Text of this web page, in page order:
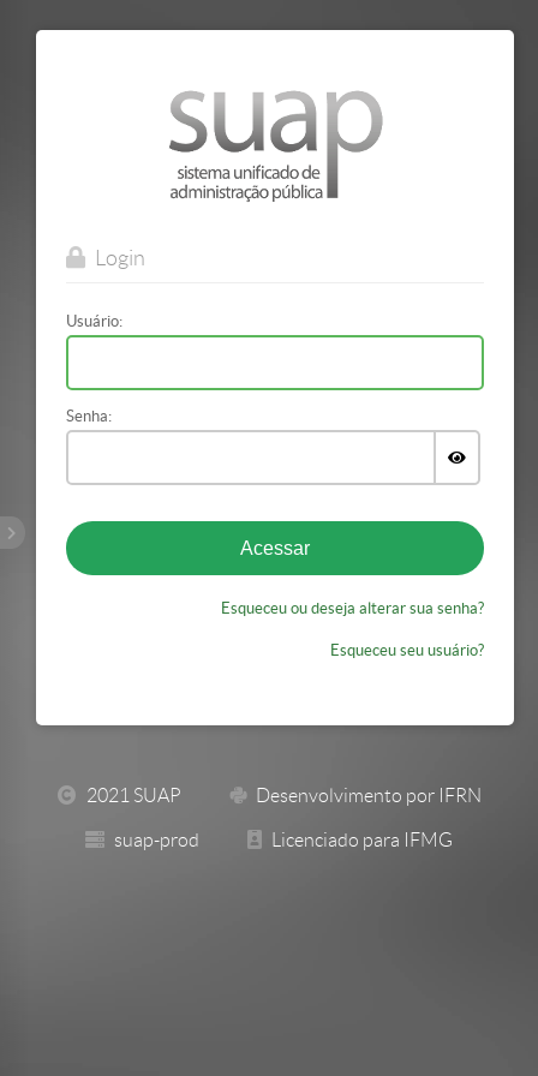
barra
Login
Usuário:
Senha:
Exibir
Esqueceu ou deseja alterar sua senha?
Esqueceu seu usuário?
2021 SUAP Desenvolvimento por IFRN
suap-prod Licenciado para IFMG